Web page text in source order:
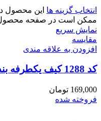
انتخاب گزینه ها این محصول
ممکن است در صفحه محصول
نمایش سریع
مقايسه
افزودن به علاقه مندی
کد 1288 کیف یکطرفه بند زنجیری مدل کیف پولی
169,000 تومان
فروخته شده